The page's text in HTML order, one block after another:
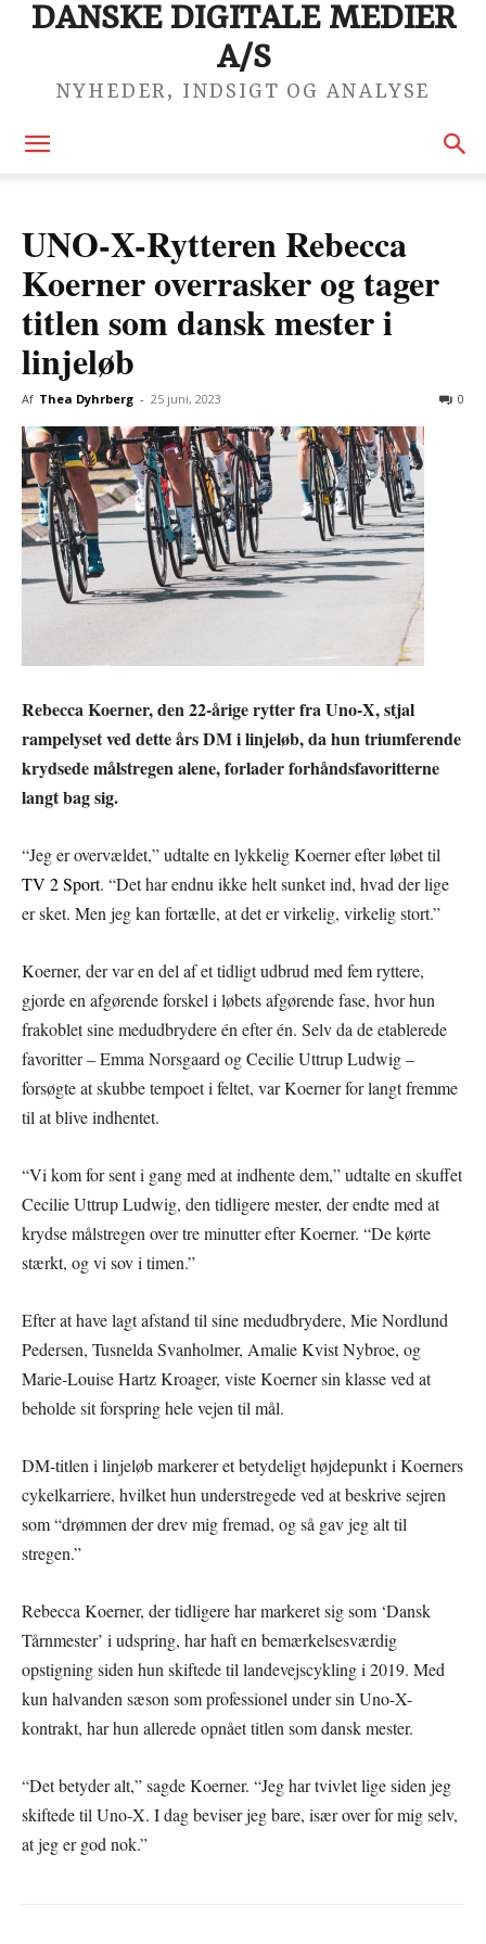
DANSKE DIGITALE MEDIER
A/S
NYHEDER, INDSIGT OG ANALYSE
UNO-X-Rytteren Rebecca
Koerner overrasker og tager
titlen som dansk mester i
linjeløb
Af Thea Dyhrberg - 25 juni, 2023 0
Rebecca Koerner, den 22-årige rytter fra Uno-X, stjal
rampelyset ved dette års DM i linjeløb, da hun triumferende
krydsede målstregen alene, forlader forhåndsfavoritterne
langt bag sig.
“Jeg er overvældet,” udtalte en lykkelig Koerner efter løbet til
TV 2 Sport. “Det har endnu ikke helt sunket ind, hvad der lige
er sket. Men jeg kan fortælle, at det er virkelig, virkelig stort.”
Koerner, der var en del af et tidligt udbrud med fem ryttere,
gjorde en afgørende forskel i løbets afgørende fase, hvor hun
frakoblet sine medudbrydere én efter én. Selv da de etablerede
favoritter – Emma Norsgaard og Cecilie Uttrup Ludwig –
forsøgte at skubbe tempoet i feltet, var Koerner for langt fremme
til at blive indhentet.
“Vi kom for sent i gang med at indhente dem,” udtalte en skuffet
Cecilie Uttrup Ludwig, den tidligere mester, der endte med at
krydse målstregen over tre minutter efter Koerner. “De kørte
stærkt, og vi sov i timen.”
Efter at have lagt afstand til sine medudbrydere, Mie Nordlund
Pedersen, Tusnelda Svanholmer, Amalie Kvist Nybroe, og
Marie-Louise Hartz Kroager, viste Koerner sin klasse ved at
beholde sit forspring hele vejen til mål.
DM-titlen i linjeløb markerer et betydeligt højdepunkt i Koerners
cykelkarriere, hvilket hun understregede ved at beskrive sejren
som “drømmen der drev mig fremad, og så gav jeg alt til
stregen.”
Rebecca Koerner, der tidligere har markeret sig som ‘Dansk
Tårnmester’ i udspring, har haft en bemærkelsesværdig
opstigning siden hun skiftede til landevejscykling i 2019. Med
kun halvanden sæson som professionel under sin Uno-X-
kontrakt, har hun allerede opnået titlen som dansk mester.
“Det betyder alt,” sagde Koerner. “Jeg har tvivlet lige siden jeg
skiftede til Uno-X. I dag beviser jeg bare, især over for mig selv,
at jeg er god nok.”